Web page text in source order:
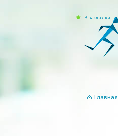
В закладки
Главная